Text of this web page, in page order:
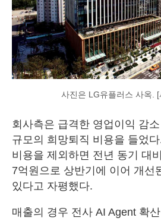
사진은 LG유플러스 사옥.
회사측은 급격한 영업이익 감
규모의 희망퇴직 비용을 들었
비용을 제외하면 전년 동기 대
7억원으로 상반기에 이어 개선
있다고 자평했다.
매출의 경우 전사 AI Agent 확